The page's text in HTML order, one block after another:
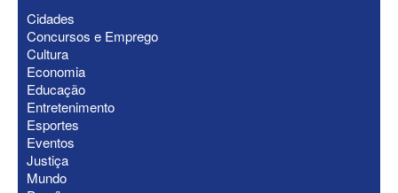
ELEIÇÕES 2026 - Senado: Novo
anuncia Zé Carneiro e Pastor Jader
Medeiros na suplência de Major Fábio
Cidades
Concursos e Emprego
Cultura
Economia
Educação
Entretenimento
Esportes
Eventos
Justiça
Mundo